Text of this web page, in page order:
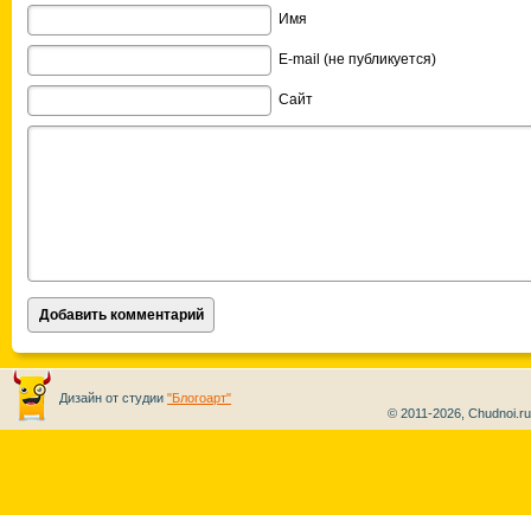
Имя
E-mail (не публикуется)
Сайт
Дизайн от студии "Блогоарт"
© 2011-2026,